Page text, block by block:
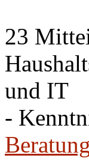
23
und IT
-